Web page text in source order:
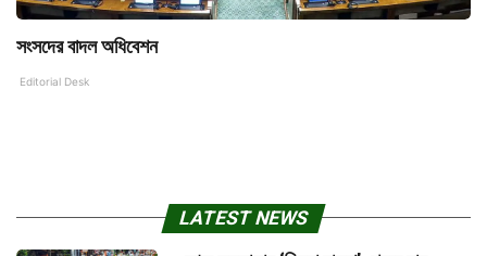
সংসদের বাদল অধিবেশন
Editorial Desk
LATEST NEWS